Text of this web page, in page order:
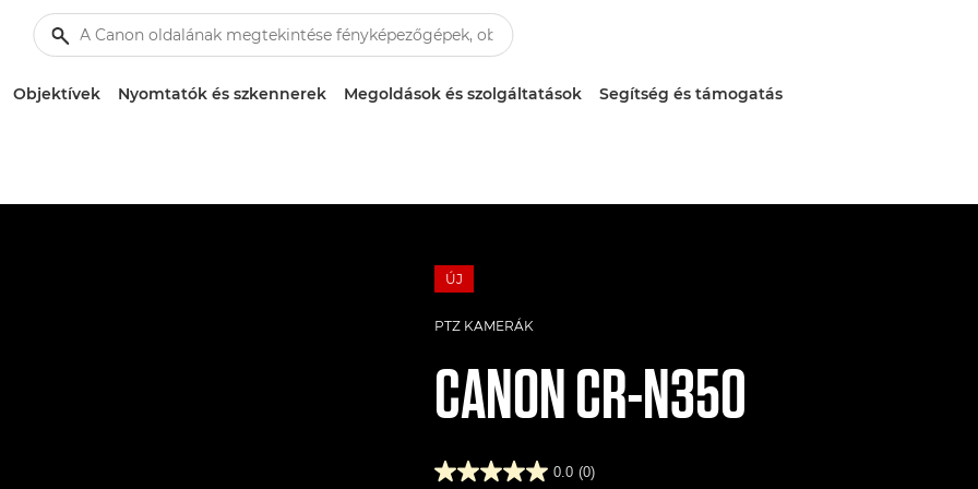
Objektívek Nyomtatók és szkennerek Megoldások és szolgáltatások Segítség és támogatás
ÚJ
PTZ KAMERÁK
CANONCR-N350
0.0 (0)